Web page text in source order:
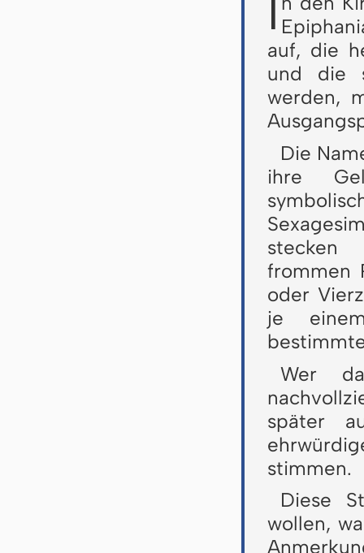
auf, die
und die
werden,
Die
ihre
stecken
frommen
oder
je
Wer
später
stimmen.
Diese
wollen,